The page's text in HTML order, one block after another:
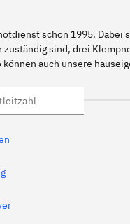
schon 1995.
sind, drei
auch unsere